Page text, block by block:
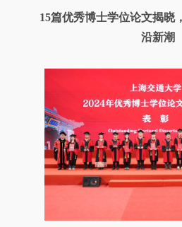
15篇优秀博士学位论文揭晓
沿新潮